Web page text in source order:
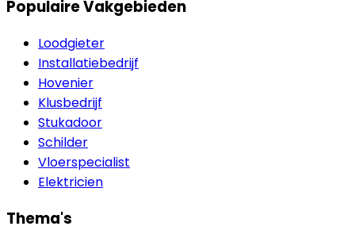
Populaire Vakgebieden
Loodgieter
Installatiebedrijf
Hovenier
Klusbedrijf
Stukadoor
Schilder
Vloerspecialist
Elektricien
Thema's